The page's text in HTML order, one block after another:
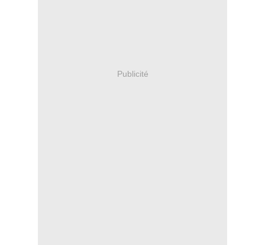
Publicité